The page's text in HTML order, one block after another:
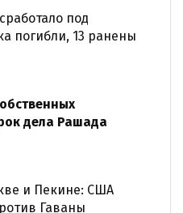
под
погибли, 13 ранены
дела Рашада
и Пекине: США
Гаваны